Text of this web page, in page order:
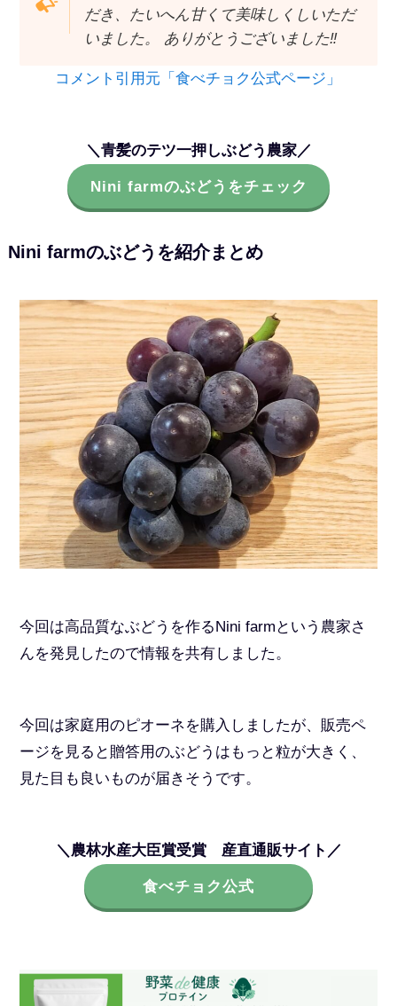
だき、たいへん甘くて美味しくしいただ
いました。 ありがとうございました‼️
コメント引用元「食べチョク公式ページ」
＼青髪のテツ一押しぶどう農家／
Nini farmのぶどうをチェック
Nini farmのぶどうを紹介まとめ
今回は高品質なぶどうを作るNini farmという農家さ
んを発見したので情報を共有しました。
今回は家庭用のピオーネを購入しましたが、販売ペ
ージを見ると贈答用のぶどうはもっと粒が大きく、
見た目も良いものが届きそうです。
＼農林水産大臣賞受賞 産直通販サイト／
食べチョク公式